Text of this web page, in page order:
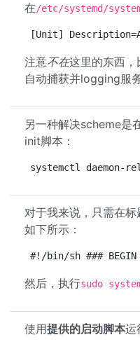
在/etc/systemd/
[Unit]
注意不在这里的东西
自动捕获并logging服
另一种解决scheme
init脚本：
systemctl
对于我来说，只需在
如下所示：
#!/bin/sh ###
然后，执行sudo
使用提供的启动脚本运